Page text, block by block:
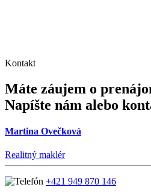
Kontakt
Máte záujem o
Napíšte nám alebo
Martina Ovečková
Realitný maklér
+421 949 870 146